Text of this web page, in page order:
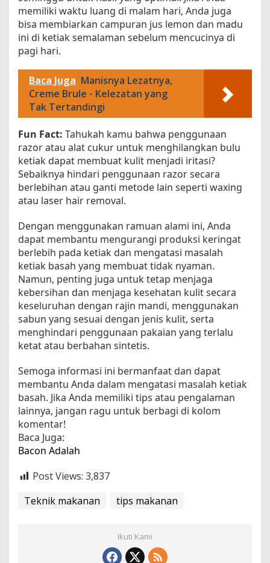
memiliki waktu luang di malam hari, Anda juga
bisa membiarkan campuran jus lemon dan madu
ini di ketiak semalaman sebelum mencucinya di
pagi hari.
Baca Juga Manisnya Lezatnya,
Creme Brule - Kelezatan yang
Tak Tertandingi
Fun Fact: Tahukah kamu bahwa penggunaan
razor atau alat cukur untuk menghilangkan bulu
ketiak dapat membuat kulit menjadi iritasi?
Sebaiknya hindari penggunaan razor secara
berlebihan atau ganti metode lain seperti waxing
atau laser hair removal.
Dengan menggunakan ramuan alami ini, Anda
dapat membantu mengurangi produksi keringat
berlebih pada ketiak dan mengatasi masalah
ketiak basah yang membuat tidak nyaman.
Namun, penting juga untuk tetap menjaga
kebersihan dan menjaga kesehatan kulit secara
keseluruhan dengan rajin mandi, menggunakan
sabun yang sesuai dengan jenis kulit, serta
menghindari penggunaan pakaian yang terlalu
ketat atau berbahan sintetis.
Semoga informasi ini bermanfaat dan dapat
membantu Anda dalam mengatasi masalah ketiak
basah. Jika Anda memiliki tips atau pengalaman
lainnya, jangan ragu untuk berbagi di kolom
komentar!
Baca Juga:
Bacon Adalah
Post Views: 3,837
Teknik makanan
tips makanan
Ikuti Kami